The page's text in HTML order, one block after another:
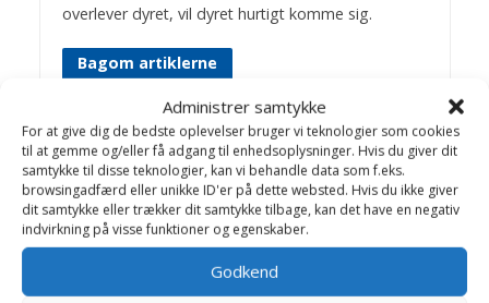
Administrer samtykke
For at give dig de bedste oplevelser bruger vi teknologier som cookies
til at gemme og/eller få adgang til enhedsoplysninger. Hvis du giver dit
samtykke til disse teknologier, kan vi behandle data som f.eks.
browsingadfærd eller unikke ID'er på dette websted. Hvis du ikke giver
dit samtykke eller trækker dit samtykke tilbage, kan det have en negativ
indvirkning på visse funktioner og egenskaber.
Godkend
overlever dyret, vil dyret hurtigt komme sig.
Bagom artiklerne
Birthe Valling & Jens
Bakkegaard
Dyrlæge Birthe Valling: Til dagligt
arbejder Birthe sammen med dygtige
kolleger på Helsinge Dyreklinik.
Jens Bakkegaard: Dyrlæge og leder af
Hillerød Dyrehospital og Helsinge